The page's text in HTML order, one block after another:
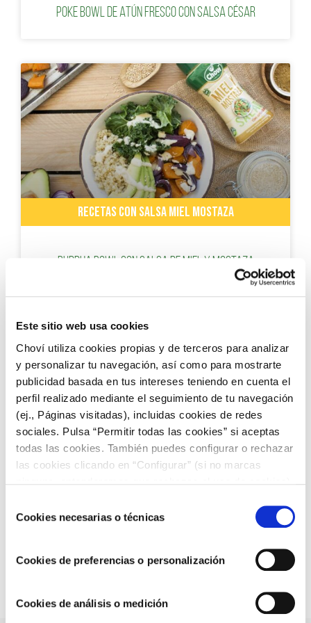
Este sitio web usa cookies
Choví utiliza cookies propias y de terceros para analizar
y personalizar tu navegación, así como para mostrarte
publicidad basada en tus intereses teniendo en cuenta el
perfil realizado mediante el seguimiento de tu navegación
(ej., Páginas visitadas), incluidas cookies de redes
sociales. Pulsa “Permitir todas las cookies” si aceptas
todas las cookies. También puedes configurar o rechazar
las cookies clicando en “Configurar” (si no marcas
COOKIES.
deCookies necesarias o técnicas
Cookies de preferencias o personalización
Cookies de análisis o medición
Poke Bowl de Atún fresco con Salsa César
RECETAS CON SALSA MIEL MOSTAZA
Buddha bowl con Salsa de miel y mostaza
QUÉ COMER HOY
Ensalada de quinoa con Salsa Yogur: una opción